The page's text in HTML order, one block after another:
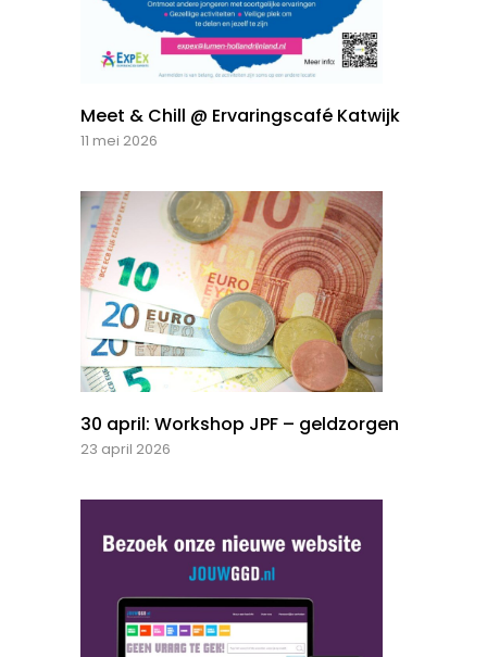
Meet & Chill @ Ervaringscafé Katwijk
11 mei 2026
30 april: Workshop JPF – geldzorgen
23 april 2026